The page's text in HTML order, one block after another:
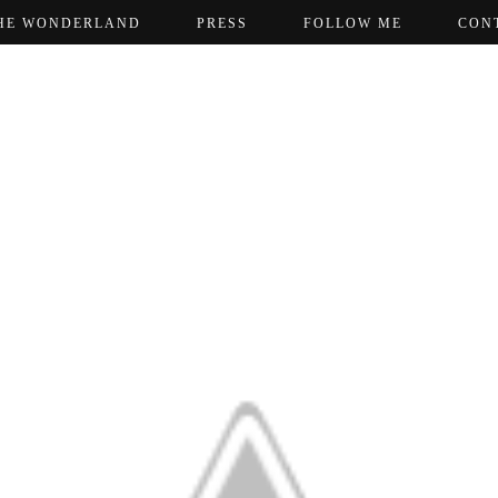
WONDERLAND PRESS FOLLOW ME